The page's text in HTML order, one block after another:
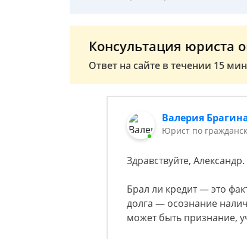
Консультация юриста
Ответ на сайте в течении 15
Валерия
Юрист по
Здравствуйте, Александр.
Брал ли кредит — это
долга — осознание
может быть признание,